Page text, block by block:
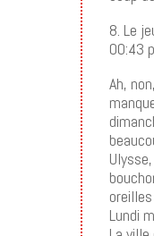
8. Le
00:43
Ah,
Lundi